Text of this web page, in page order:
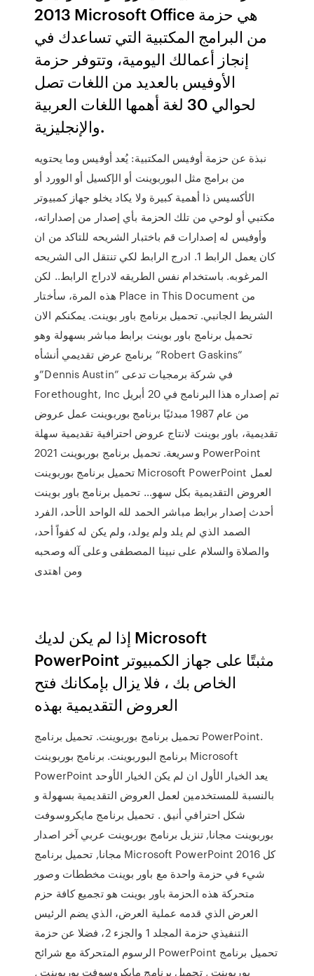
2013 Microsoft Office هي حزمة
من البرامج المكتبية التي تساعدك في
إنجاز أعمالك اليومية، وتتوفر حزمة
الأوفيس بالعديد من اللغات تصل
لحوالي 30 لغة أهمها اللغات العربية
والإنجليزية.
نبذة عن حزمة أوفيس المكتبية: يُعد أوفيس وما يحتويه
من برامج مثل البوربوينت أو الإكسيل أو الوورد أو
الأكسيس ذا أهمية كبيرة ولا يكاد يخلو جهاز كمبيوتر
مكتبي أو لوحي من تلك الحزمة بأي إصدار من إصداراته،
وأوفيس له إصدارات قم باختبار الشريحه للتاكد من ان
كان يعمل الرابط 1. ادرج الرابط لكي تنتقل الى الشريحه
المرغوبه. باستخدام نفس الطريقه لادراج الرابط.. لكن
هذه المرة، سأختار Place in This Document من
الشريط الجانبي. تحميل برنامج باور بوينت. يمكنكم الان
تحميل برنامج باور بوينت برابط مباشر بسهولة وهو
برنامج عرض تقديمي أنشأه “Robert Gaskins”
و”Dennis Austin” في شركة برمجيات تدعى
Forethought, Inc تم إصداره هذا البرنامج في 20 أبريل
من عام 1987 مبدئيًا برنامج بوربوينت عمل عروض
تقديمية، باور بوينت لانتاج عروض احترافية تقديمية سهلة
وسريعة. تحميل برنامج بوربوينت 2021 PowerPoint
تحميل برنامج بوربوينت Microsoft PowerPoint لعمل
العروض التقديمية بكل سهو… تحميل برنامج باور بوينت
أحدث إصدار برابط مباشر الحمد لله الواحد الأحد، الفرد
الصمد الذي لم يلد ولم يولد، ولم يكن له كفواً أحد،
والصلاة والسلام على نبينا المصطفى وعلى آله وصحبه
ومن اهتدى
إذا لم يكن لديك Microsoft
PowerPoint مثبتًا على جهاز الكمبيوتر
الخاص بك ، فلا يزال بإمكانك فتح
العروض التقديمية بهذه
تحميل برنامج بوربوينت. تحميل برنامج PowerPoint.
برنامج البوربوينت. برنامج بوربوينت Microsoft
PowerPoint يعد الخيار الأول ان لم يكن الخيار الأوحد
بالنسبة للمستخدمين لعمل العروض التقديمية بسهولة و
شكل احترافي أنيق . تحميل برنامج مايكروسوفت
بوربوينت مجانا, تنزيل برنامج بوربوينت عربي آخر اصدار
مجانا, تحميل برنامج Microsoft PowerPoint 2016 كل
شيء في حزمة واحدة مع باور بوينت مخططات وصور
متحركة هذه الحزمة باور بوينت هو تجميع كافة حزم
العرض الذي قدمه عملية العرض، الذي يضم الرئيس
التنفيذي حزمة المجلد 1 والجزء 2، فضلا عن حزمة
الرسوم المتحركة مع شرائح PowerPoint تحميل برنامج
بوربوينت , تحميل برنامج مايكروسوفت بوربوينت ,